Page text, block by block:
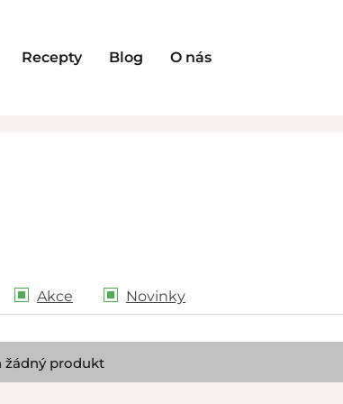
Recepty Blog O nás
Akce Novinky
žádný produkt